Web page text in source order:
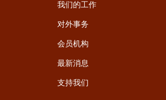
我们的工作
对外事务
会员机构
最新消息
支持我们